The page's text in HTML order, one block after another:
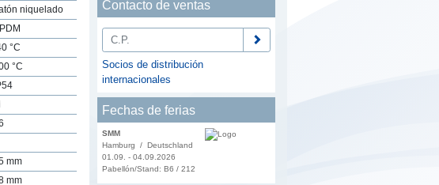
niquelado
°C
°C
mm
mm
Contacto de ventas
Socios de distribución
internacionales
Fechas de ferias
SMM
Hamburg / Deutschland
01.09. - 04.09.2026
Pabellón/Stand: B6 / 212